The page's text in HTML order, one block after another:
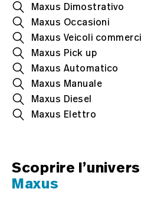
Maxus Dimostrativo
Maxus Occasioni
Maxus Veicoli
Maxus Pick up
Maxus Automatico
Maxus Manuale
Maxus Diesel
Maxus Elettro
Scoprire
Maxus